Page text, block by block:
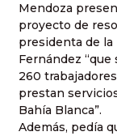
Mendoza
proyecto de
presidenta de la
Fernández
260
prestan
Bahía Blanca”.
Además, pedía